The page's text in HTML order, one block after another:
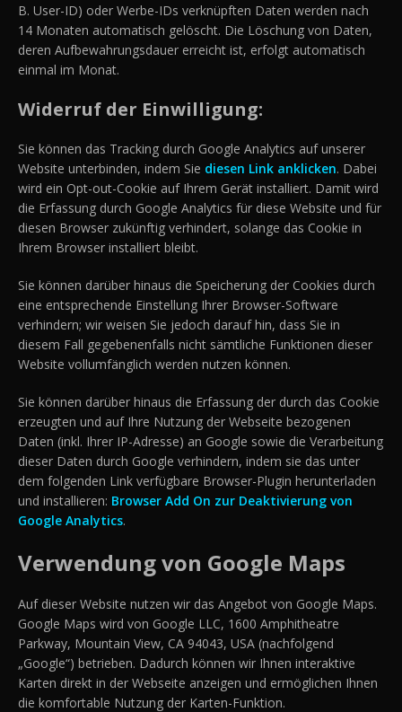
B. User-ID) oder Werbe-IDs verknüpften Daten werden nach
14 Monaten automatisch gelöscht. Die Löschung von Daten,
deren Aufbewahrungsdauer erreicht ist, erfolgt automatisch
einmal im Monat.
Widerruf der Einwilligung:
Sie können das Tracking durch Google Analytics auf unserer
Website unterbinden, indem Sie diesen Link anklicken. Dabei
wird ein Opt-out-Cookie auf Ihrem Gerät installiert. Damit wird
die Erfassung durch Google Analytics für diese Website und für
diesen Browser zukünftig verhindert, solange das Cookie in
Ihrem Browser installiert bleibt.
Sie können darüber hinaus die Speicherung der Cookies durch
eine entsprechende Einstellung Ihrer Browser-Software
verhindern; wir weisen Sie jedoch darauf hin, dass Sie in
diesem Fall gegebenenfalls nicht sämtliche Funktionen dieser
Website vollumfänglich werden nutzen können.
Sie können darüber hinaus die Erfassung der durch das Cookie
erzeugten und auf Ihre Nutzung der Webseite bezogenen
Daten (inkl. Ihrer IP-Adresse) an Google sowie die Verarbeitung
dieser Daten durch Google verhindern, indem sie das unter
dem folgenden Link verfügbare Browser-Plugin herunterladen
und installieren: Browser Add On zur Deaktivierung von
Google Analytics.
Verwendung von Google Maps
Auf dieser Website nutzen wir das Angebot von Google Maps.
Google Maps wird von Google LLC, 1600 Amphitheatre
Parkway, Mountain View, CA 94043, USA (nachfolgend
„Google“) betrieben. Dadurch können wir Ihnen interaktive
Karten direkt in der Webseite anzeigen und ermöglichen Ihnen
die komfortable Nutzung der Karten-Funktion.